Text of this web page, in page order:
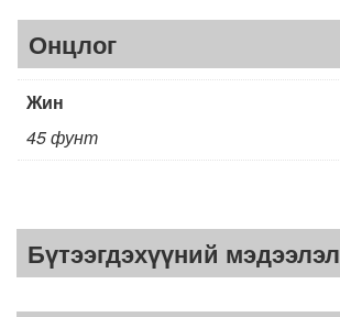
Онцлог
Жин
45 фунт
Бүтээгдэхүүний мэдээлэл